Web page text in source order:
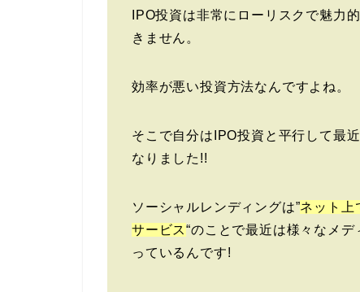
IPO投資は非常にローリスクで魅力
きません。
効率が悪い投資方法なんですよね。
そこで自分はIPO投資と平行して最
なりました!!
ソーシャルレンディングは”ネット上
サービス“のことで最近は様々なメ
っているんです!